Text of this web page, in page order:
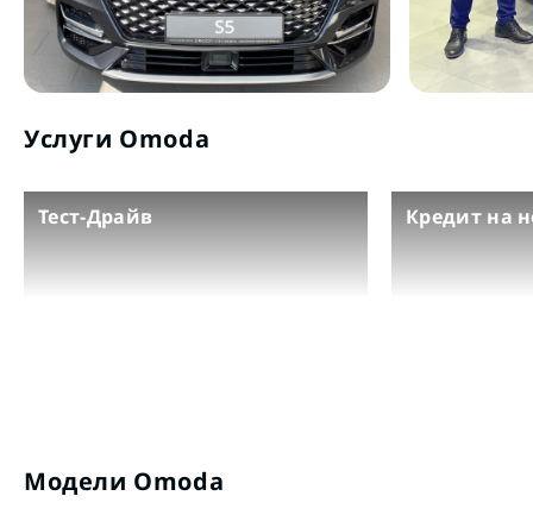
Услуги Omoda
Тест-Драйв Кредит на
Модели Omoda